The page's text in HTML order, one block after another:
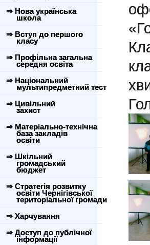
⇒ Нова українська
школа
⇒ Вступ до першого
класу
⇒ Профільна загальна
середня освіта
⇒ Національний
мультипредметний тест
⇒ Цивільний
захист
⇒ Матеріально-технічна
база закладів
освіти
⇒ Шкільний
громадський
бюджет
⇒ Стратегія розвитку
освіти Чернігівської
територіальної громади
⇒ Харчування
⇒ Доступ до публічної
інформації